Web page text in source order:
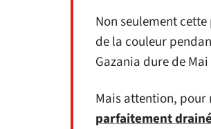
Non seulement
de la couleur
Gazania dure de
Mais attention, pour
parfaitement